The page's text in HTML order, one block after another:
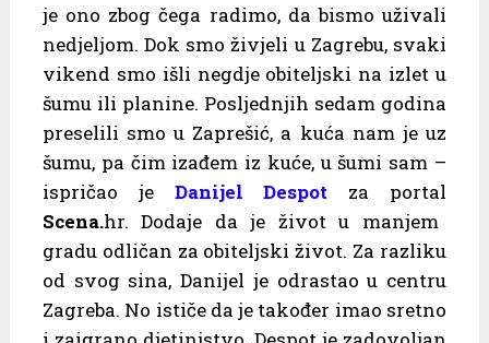
je ono zbog čega radimo, da bismo uživali
nedjeljom. Dok smo živjeli u Zagrebu, svaki
vikend smo išli negdje obiteljski na izlet u
šumu ili planine. Posljednjih sedam godina
preselili smo u Zaprešić, a kuća nam je uz
šumu, pa čim izađem iz kuće, u šumi sam –
ispričao je Danijel Despot za portal
Scena.hr. Dodaje da je život u manjem
gradu odličan za obiteljski život. Za razliku
od svog sina, Danijel je odrastao u centru
Zagreba. No ističe da je također imao sretno